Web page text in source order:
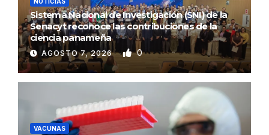
Sistema Nacional de Investigación (SNI) de la
Senacyt reconoce las contribuciones de la
ciencia panameña
AGOSTO 7, 2026 0
VACUNAS